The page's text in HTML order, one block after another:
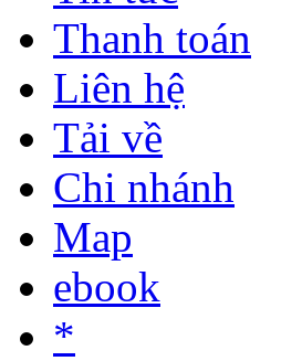
Thanh toán
Liên hệ
Tải về
Chi nhánh
Map
ebook
*